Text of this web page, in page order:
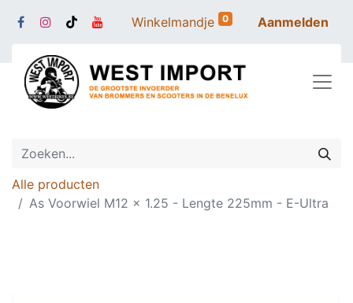
Winkelmandje 0 Aanmelden
Alle producten
As Voorwiel M12 x 1.25 - Lengte 225mm - E-Ultra